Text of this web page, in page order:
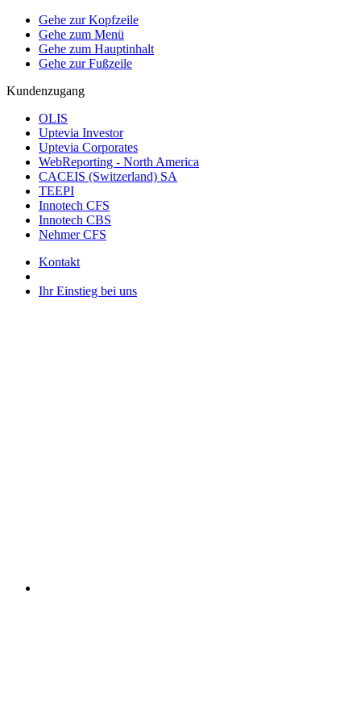
Gehe zur Kopfzeile
Gehe zum Menü
Gehe zum Hauptinhalt
Gehe zur Fußzeile
Kundenzugang
OLIS
Uptevia Investor
Uptevia Corporates
WebReporting - North America
CACEIS (Switzerland) SA
TEEPI
Innotech CFS
Innotech CBS
Nehmer CFS
Kontakt
Ihr Einstieg bei uns